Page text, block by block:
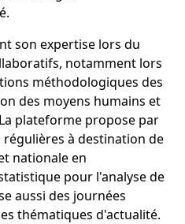
son expertise lors du
notamment lors
méthodologiques des
des moyens humains et
plateforme propose par
à destination de
nationale en
pour l'analyse de
aussi des journées
thématiques d'actualité.